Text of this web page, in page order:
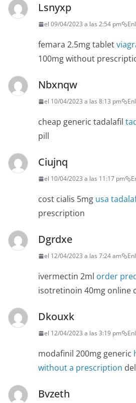
Lsnyxp
el 09/04/2023 a las 2:54 pm
femara 2.5mg tablet
100mg without
Nbxnqw
el 10/04/2023 a las 8:13 pm
cheap generic tadalafil
pill
Ciujnq
el 10/04/2023 a las 11:17 pm
cost cialis 5mg usa
prescription
Dgrdxe
el 12/04/2023 a las 7:24 am
ivermectin 2ml order
isotretinoin 40mg online
Dkouxk
el 12/04/2023 a las 3:19 pm
modafinil 200mg generic
without a prescription
Bvzeth